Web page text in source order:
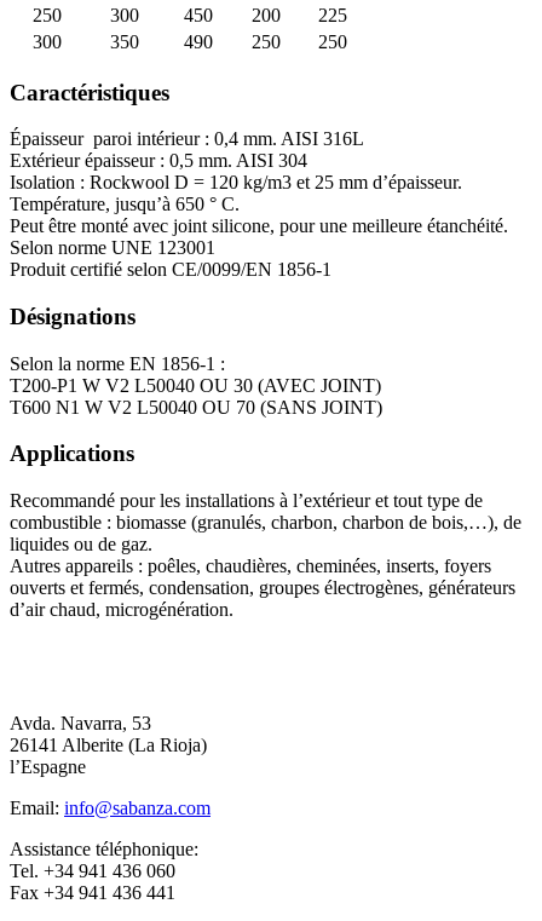
250
300 450 200
225
300
350 490 250 250
Caractéristiques
Épaisseur paroi intérieur : 0,4 mm. AISI 316L
Extérieur épaisseur : 0,5 mm. AISI 304
Isolation : Rockwool D = 120 kg/m3 et 25 mm d’épaisseur.
Température, jusqu’à 650 ° C.
Peut être monté avec joint silicone, pour une meilleure étanchéité.
Selon norme UNE 123001
Produit certifié selon CE/0099/EN 1856-1
Désignations
Selon la norme EN 1856-1 :
T200-P1 W V2 L50040 OU 30 (AVEC JOINT)
T600 N1 W V2 L50040 OU 70 (SANS JOINT)
Applications
Recommandé pour les installations à l’extérieur et tout type de
combustible : biomasse (granulés, charbon, charbon de bois,…), de
liquides ou de gaz.
Autres appareils : poêles, chaudières, cheminées, inserts, foyers
ouverts et fermés, condensation, groupes électrogènes, générateurs
d’air chaud, microgénération.
Avda. Navarra, 53
26141 Alberite (La Rioja)
l’Espagne
Email: info@sabanza.com
Assistance téléphonique:
Tel. +34 941 436 060
Fax +34 941 436 441